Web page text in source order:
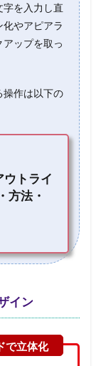
字を入力し直
やアピアラ
ップを取っ
操作は以下の
ウトライ
方法・
イン